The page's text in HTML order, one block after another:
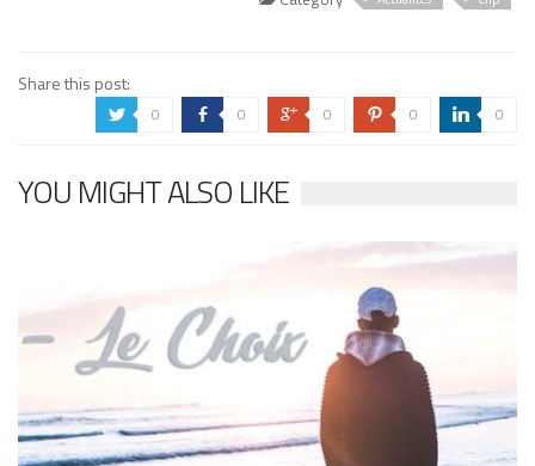
Share this post:
a 0 b 0 c 0 d 0 j 0
YOU MIGHT ALSO LIKE